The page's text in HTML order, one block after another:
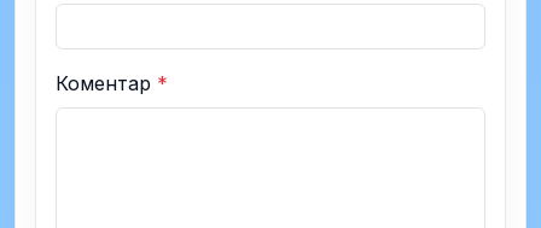
Коментар *